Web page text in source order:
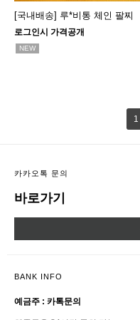
[국내배송] 루*비통 체인 팔찌
로그인시 가격공개
NEW
1
카카오톡 문의
바로가기
BANK INFO
예금주 : 카톡문의